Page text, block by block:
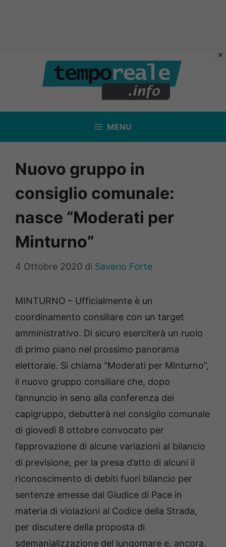
contenuto
MENU
Nuovo gruppo in
consiglio comunale:
nasce “Moderati per
Minturno”
4 Ottobre 2020 di Saverio Forte
MINTURNO – Ufficialmente è un
coordinamento consiliare con un target
amministrativo. Di sicuro eserciterà un ruolo
di primo piano nel prossimo panorama
elettorale. Si chiama “Moderati per Minturno”,
il nuovo gruppo consiliare che, dopo
l’annuncio in seno alla conferenza dei
capigruppo, debutterà nel consiglio comunale
di giovedì 8 ottobre convocato per
l’approvazione di alcune variazioni al bilancio
di previsione, per la presa d’atto di alcuni il
riconoscimento di debiti fuori bilancio per
sentenze emesse dal Giudice di Pace in
materia di violazioni al Codice della Strada,
per discutere della proposta di
sdemanializzazione del lungomare e, ancora,